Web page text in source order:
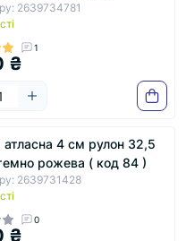
2639734781
1
₴
атласна 4 см рулон 32,5
рожева ( код 84 )
2639731428
0
₴